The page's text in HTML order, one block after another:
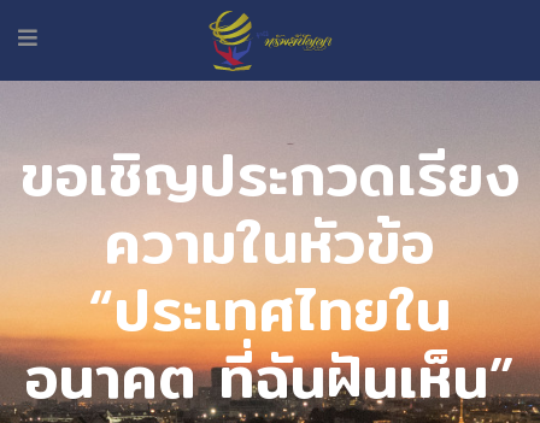
ขอเชิญประกวดเรียง
ความในหัวข้อ
“ประเทศไทยใน
อนาคต ที่ฉันฝันเห็น”